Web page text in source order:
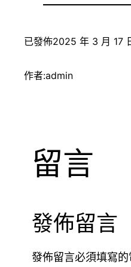
已發佈2025 年 3 月 17
作者:admin
留言
發佈留言
發佈留言必須填寫